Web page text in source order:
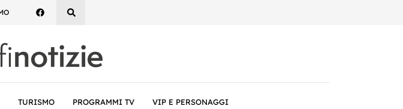
TURISMO PROGRAMMI TV VIP E PERSONAGGI